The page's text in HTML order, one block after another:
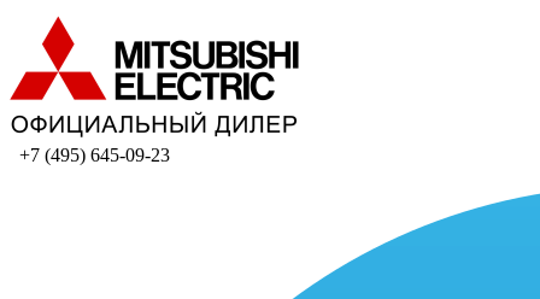
+7 (495) 645-09-23